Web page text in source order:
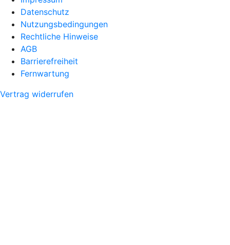
Datenschutz
Nutzungsbedingungen
Rechtliche Hinweise
AGB
Barrierefreiheit
Fernwartung
Vertrag widerrufen